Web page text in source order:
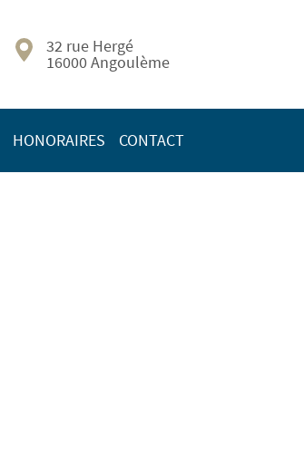
32 rue Hergé
16000 Angoulème
HONORAIRES CONTACT